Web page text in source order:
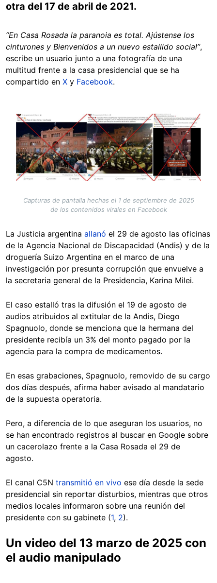
otra del 17 de abril de 2021.
“En Casa Rosada la paranoia es total. Ajústense los
cinturones y Bienvenidos a un nuevo estallido social”,
escribe un usuario junto a una fotografía de una
multitud frente a la casa presidencial que se ha
compartido en X y Facebook.
Image
Capturas de pantalla hechas el 1 de septiembre de 2025
de los contenidos virales en Facebook
La Justicia argentina allanó el 29 de agosto las oficinas
de la Agencia Nacional de Discapacidad (Andis) y de la
droguería Suizo Argentina en el marco de una
investigación por presunta corrupción que envuelve a
la secretaria general de la Presidencia, Karina Milei.
El caso estalló tras la difusión el 19 de agosto de
audios atribuidos al extitular de la Andis, Diego
Spagnuolo, donde se menciona que la hermana del
presidente recibía un 3% del monto pagado por la
agencia para la compra de medicamentos.
En esas grabaciones, Spagnuolo, removido de su cargo
dos días después, afirma haber avisado al mandatario
de la supuesta operatoria.
Pero, a diferencia de lo que aseguran los usuarios, no
se han encontrado registros al buscar en Google sobre
un cacerolazo frente a la Casa Rosada el 29 de
agosto.
El canal C5N transmitió en vivo ese día desde la sede
presidencial sin reportar disturbios, mientras que otros
medios locales informaron sobre una reunión del
presidente con su gabinete (1, 2).
Un video del 13 marzo de 2025 con
el audio manipulado